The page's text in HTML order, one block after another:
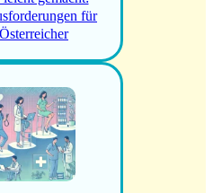
für